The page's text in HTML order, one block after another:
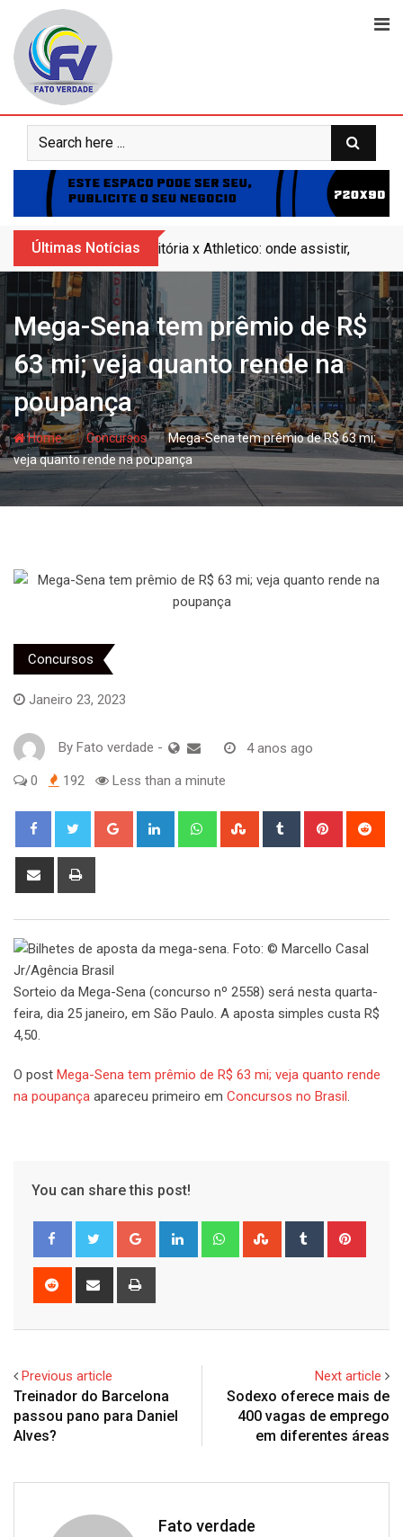
content
Últimas Notícias Vitória x Athletico: onde assistir,
Mega-Sena tem prêmio de R$
63 mi; veja quanto rende na
poupança
Home- hjConcursos- hjMega-Sena tem prêmio de R$ 63 mi;
veja quanto rende na poupança
Concursos
Janeiro 23, 2023
By Fato verdade - 4 anos ago
0 192 Less than a minute
Google+ LinkedIn WhatsappStumbleUpon
Tumblr Pinterest
Share
Sorteio da Mega-Sena (concurso nº 2558) será nesta quarta-
feira, dia 25 janeiro, em São Paulo. A aposta simples custa R$
4,50.
O post Mega-Sena tem prêmio de R$ 63 mi; veja quanto rende
na poupança apareceu primeiro em Concursos no Brasil .
You can share this post!
Google+ LinkedIn WhatsappStumbleUpon
Tumblr
Reddit
Share
Previous article
Treinador do Barcelona
passou pano para Daniel
Alves?
Next article
Sodexo oferece mais de
400 vagas de emprego
em diferentes áreas
Fato verdade